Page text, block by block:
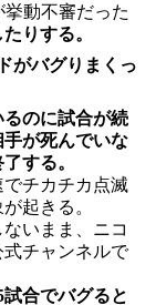
動不審だった
りする。
がバグりまくっ
のに試合が続
が死んでいな
する。
チカチカ点滅
起きる。
いまま、ニコ
チャンネルで
合でバグると